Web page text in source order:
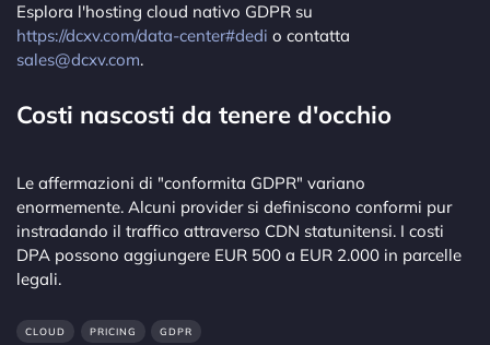
Esplora l'hosting cloud nativo GDPR su
https://dcxv.com/data-center#dedi o contatta
sales@dcxv.com.
Costi nascosti da tenere d'occhio
Le affermazioni di "conformita GDPR" variano
enormemente. Alcuni provider si definiscono conformi pur
instradando il traffico attraverso CDN statunitensi. I costi
DPA possono aggiungere EUR 500 a EUR 2.000 in parcelle
legali.
CLOUD PRICING GDPR